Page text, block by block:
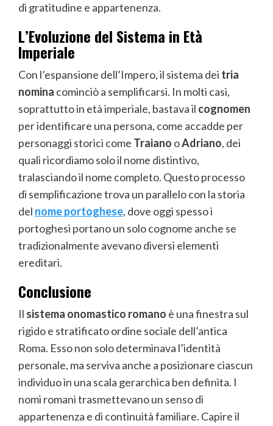
di gratitudine e appartenenza.
L’Evoluzione del Sistema in Età
Imperiale
Con l’espansione dell’Impero, il sistema dei tria
nomina cominciò a semplificarsi. In molti casi,
soprattutto in età imperiale, bastava il cognomen
per identificare una persona, come accadde per
personaggi storici come Traiano oAdriano, dei
quali ricordiamo solo il nome distintivo,
tralasciando il nome completo. Questo processo
di semplificazione trova un parallelo con la storia
del nome portoghese, dove oggi spesso i
portoghesi portano un solo cognome anche se
tradizionalmente avevano diversi elementi
ereditari.
Conclusione
Il sistema onomastico romano è una finestra sul
rigido e stratificato ordine sociale dell’antica
Roma. Esso non solo determinava l’identità
personale, ma serviva anche a posizionare ciascun
individuo in una scala gerarchica ben definita. I
nomi romani trasmettevano un senso di
appartenenza e di continuità familiare. Capire il